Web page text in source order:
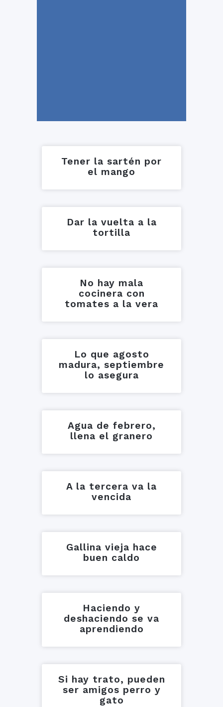
Tener la sartén por
el mango
Dar la vuelta a la
tortilla
No hay mala
cocinera con
tomates a la vera
Lo que agosto
madura, septiembre
lo asegura
Agua de febrero,
llena el granero
A la tercera va la
vencida
Gallina vieja hace
buen caldo
Haciendo y
deshaciendo se va
aprendiendo
Si hay trato, pueden
ser amigos perro y
gato